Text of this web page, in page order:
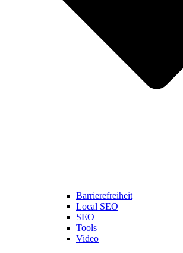
Barrierefreiheit
Local SEO
SEO
Tools
Video